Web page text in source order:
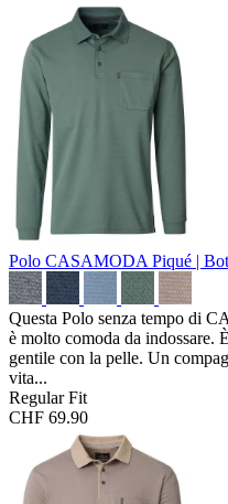
Polo CASAMODA Piqué |
Questa Polo senza tempo di
è molto comoda da indossare.
gentile con la pelle. Un
vita...
Regular Fit
CHF 69.90